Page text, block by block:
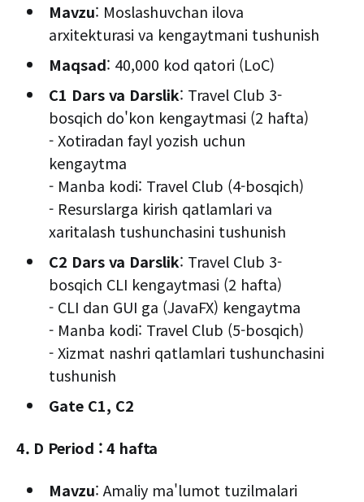
Mavzu: Moslashuvchan ilova
arxitekturasi va kengaytmani tushunish
Maqsad: 40,000 kod qatori (LoC)
C1 Dars va Darslik: Travel Club 3-
bosqich do'kon kengaytmasi (2 hafta)
- Xotiradan fayl yozish uchun
kengaytma
- Manba kodi: Travel Club (4-bosqich)
- Resurslarga kirish qatlamlari va
xaritalash tushunchasini tushunish
C2 Dars va Darslik: Travel Club 3-
bosqich CLI kengaytmasi (2 hafta)
- CLI dan GUI ga (JavaFX) kengaytma
- Manba kodi: Travel Club (5-bosqich)
- Xizmat nashri qatlamlari tushunchasini
tushunish
Gate C1, C2
4. D Period : 4 hafta
Mavzu: Amaliy ma'lumot tuzilmalari